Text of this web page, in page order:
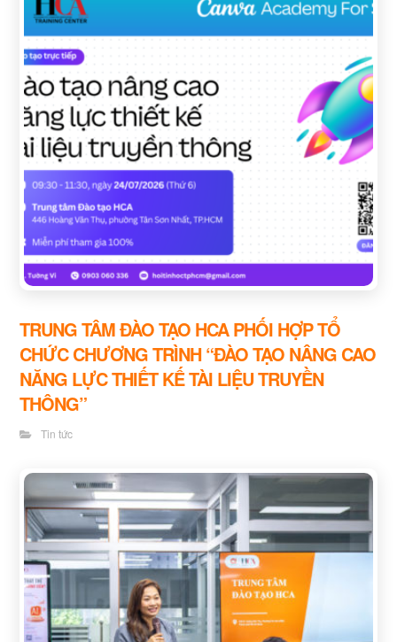
TRUNG TÂM ĐÀO TẠO HCA PHỐI HỢP TỔ
CHỨC CHƯƠNG TRÌNH “ĐÀO TẠO NÂNG CAO
NĂNG LỰC THIẾT KẾ TÀI LIỆU TRUYỀN
THÔNG”
Tin tức